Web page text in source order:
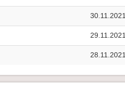
30.11.2021
29.11.2021
28.11.2021